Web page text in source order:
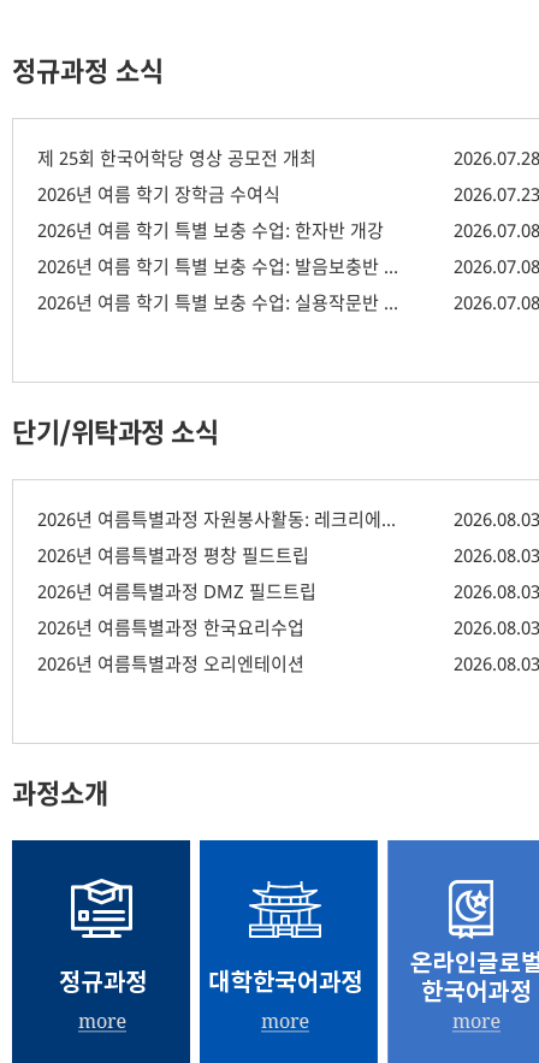
정규과정 소식
제 25회 한국어학당 영상 공모전 개최
2026.07.28
2026년 여름 학기 장학금 수여식
2026.07.23
2026년 여름 학기 특별 보충 수업: 한자반 개강
2026.07.08
2026년 여름 학기 특별 보충 수업: 발음보충반 개강
2026.07.08
2026년 여름 학기 특별 보충 수업: 실용작문반 개강
2026.07.08
단기/위탁과정 소식
2026년 여름특별과정 자원봉사활동: 레크리에이션
2026.08.03
2026년 여름특별과정 평창 필드트립
2026.08.03
2026년 여름특별과정 DMZ 필드트립
2026.08.03
2026년 여름특별과정 한국요리수업
2026.08.03
2026년 여름특별과정 오리엔테이션
2026.08.03
과정소개